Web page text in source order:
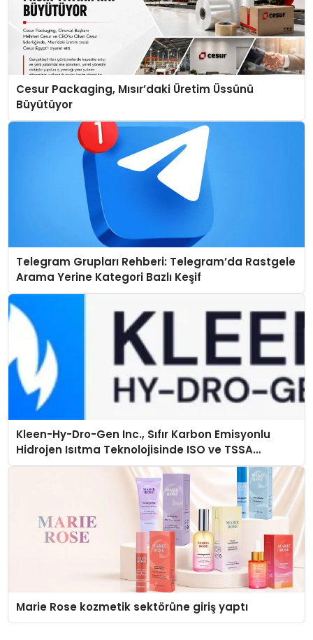
Cesur Packaging, Mısır’daki Üretim Üssünü
Büyütüyor
Telegram Grupları Rehberi: Telegram’da Rastgele
Arama Yerine Kategori Bazlı Keşif
Kleen-Hy-Dro-Gen Inc., Sıfır Karbon Emisyonlu
Hidrojen Isıtma Teknolojisinde ISO ve TSSA
Düzenleyici Onaylarını Aldı
Marie Rose kozmetik sektörüne giriş yaptı